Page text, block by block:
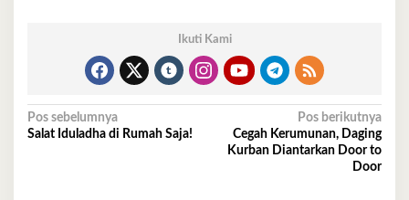
Ikuti Kami
Navigasi
Pos sebelumnya
Salat Iduladha di Rumah Saja!
Pos berikutnya
Cegah Kerumunan, Daging
Kurban Diantarkan Door to
Door